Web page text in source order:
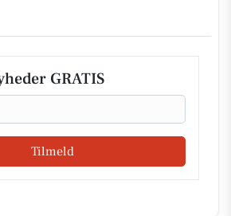
GRATIS
Tilmeld